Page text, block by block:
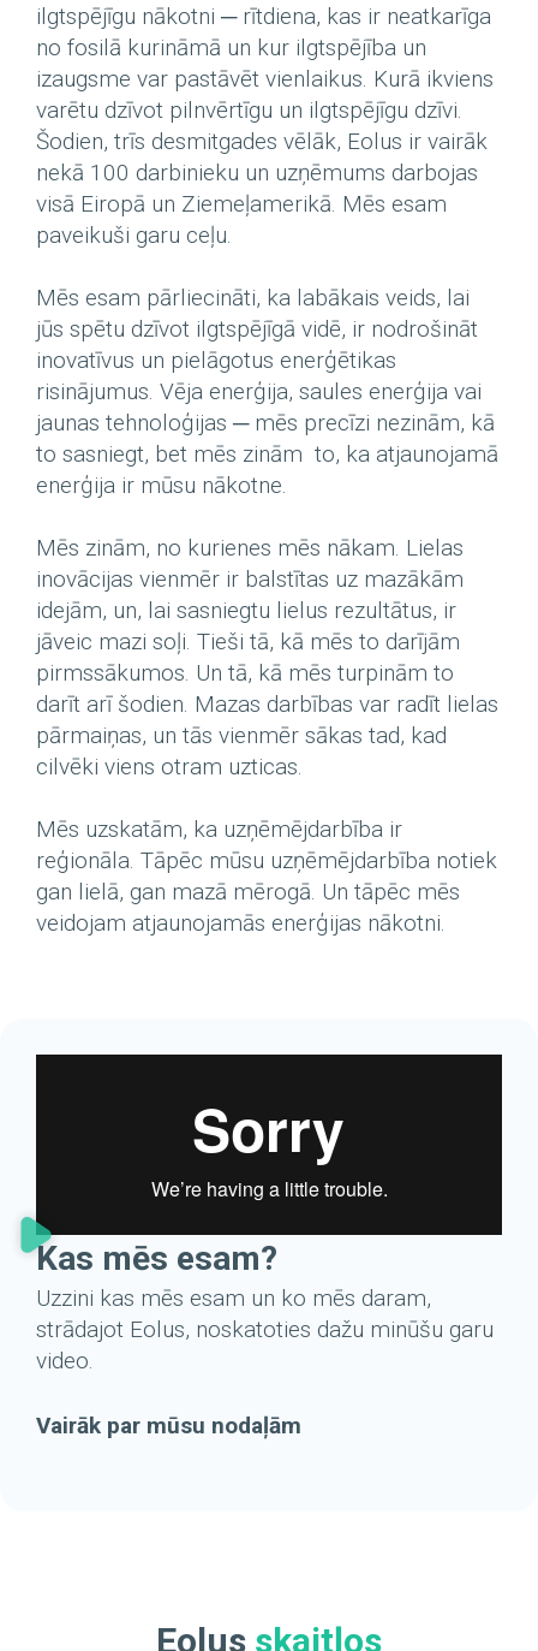
ilgtspējīgu nākotni ─ rītdiena, kas ir neatkarīga
no fosilā kurināmā un kur ilgtspējība un
izaugsme var pastāvēt vienlaikus. Kurā ikviens
varētu dzīvot pilnvērtīgu un ilgtspējīgu dzīvi.
Šodien, trīs desmitgades vēlāk, Eolus ir vairāk
nekā 100 darbinieku un uzņēmums darbojas
visā Eiropā un Ziemeļamerikā. Mēs esam
paveikuši garu ceļu.
Mēs esam pārliecināti, ka labākais veids, lai
jūs spētu dzīvot ilgtspējīgā vidē, ir nodrošināt
inovatīvus un pielāgotus enerģētikas
risinājumus. Vēja enerģija, saules enerģija vai
jaunas tehnoloģijas ─ mēs precīzi nezinām, kā
to sasniegt, bet mēs zinām to, ka atjaunojamā
enerģija ir mūsu nākotne.
Mēs zinām, no kurienes mēs nākam. Lielas
inovācijas vienmēr ir balstītas uz mazākām
idejām, un, lai sasniegtu lielus rezultātus, ir
jāveic mazi soļi. Tieši tā, kā mēs to darījām
pirmssākumos. Un tā, kā mēs turpinām to
darīt arī šodien. Mazas darbības var radīt lielas
pārmaiņas, un tās vienmēr sākas tad, kad
cilvēki viens otram uzticas.
Mēs uzskatām, ka uzņēmējdarbība ir
reģionāla. Tāpēc mūsu uzņēmējdarbība notiek
gan lielā, gan mazā mērogā. Un tāpēc mēs
veidojam atjaunojamās enerģijas nākotni.
Kas mēs esam?
Uzzini kas mēs esam un ko mēs daram,
strādajot Eolus, noskatoties dažu minūšu garu
video.
Vairāk par mūsu nodaļām
Eolus skaitļos